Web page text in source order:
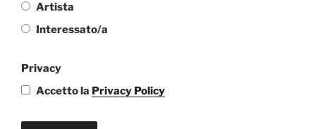
Artista
Interessato/a
Privacy
Accetto la Privacy Policy